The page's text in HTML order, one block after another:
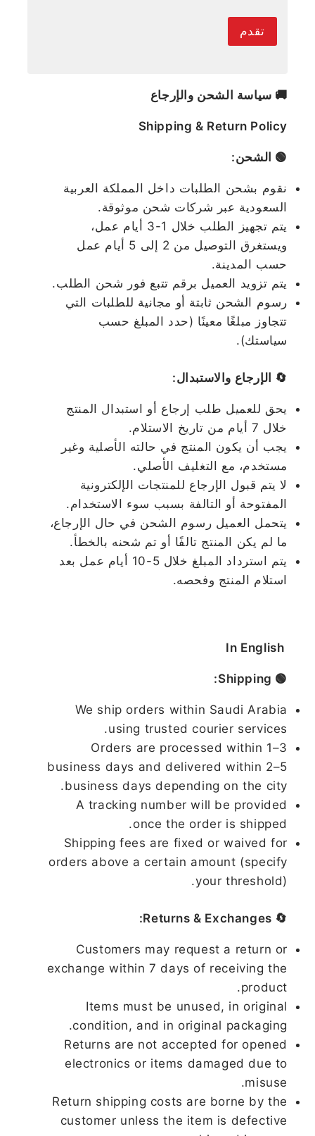
🚚 سياسة الشحن والإرجاع
Shipping & Return Policy
🟢 الشحن:
نقوم بشحن الطلبات داخل المملكة العربية
السعودية عبر شركات شحن موثوقة.
يتم تجهيز الطلب خلال 1-3 أيام عمل،
ويستغرق التوصيل من 2 إلى 5 أيام عمل
حسب المدينة.
يتم تزويد العميل برقم تتبع فور شحن الطلب.
رسوم الشحن ثابتة أو مجانية للطلبات التي
تتجاوز مبلغًا معينًا (حدد المبلغ حسب
سياستك).
🔄 الإرجاع والاستبدال:
يحق للعميل طلب إرجاع أو استبدال المنتج
خلال 7 أيام من تاريخ الاستلام.
يجب أن يكون المنتج في حالته الأصلية وغير
مستخدم، مع التغليف الأصلي.
لا يتم قبول الإرجاع للمنتجات الإلكترونية
المفتوحة أو التالفة بسبب سوء الاستخدام.
يتحمل العميل رسوم الشحن في حال الإرجاع،
ما لم يكن المنتج تالفًا أو تم شحنه بالخطأ.
يتم استرداد المبلغ خلال 5-10 أيام عمل بعد
استلام المنتج وفحصه.
🟢 Shipping:
We ship orders within Saudi Arabia
using trusted courier services.
Orders are processed within 1–3
business days and delivered within 2–5
business days depending on the city.
A tracking number will be provided
once the order is shipped.
Shipping fees are fixed or waived for
orders above a certain amount (specify
your threshold).
🔄 Returns & Exchanges:
Customers may request a return or
exchange within 7 days of receiving the
product.
Items must be unused, in original
condition, and in original packaging.
Returns are not accepted for opened
electronics or items damaged due to
misuse.
Return shipping costs are borne by the
customer unless the item is defective